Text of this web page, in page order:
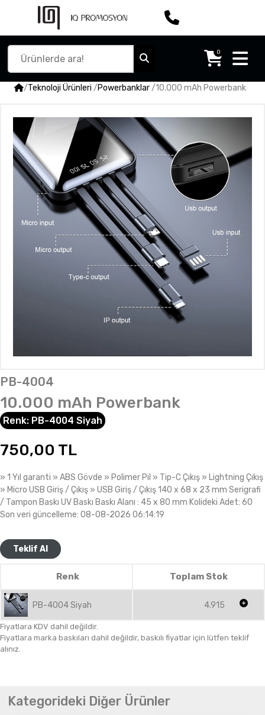
0
/Teknoloji Ürünleri /Powerbanklar/10.000 mAh Powerbank
PB-4004
10.000 mAh Powerbank
Renk: PB-4004 Siyah
750,00 TL
» 1 Yıl garanti » ABS Gövde » Polimer Pil » Tip-C Çıkış » Lightning Çıkış
» Micro USB Giriş / Çıkış » USB Giriş / Çıkış 140 x 68 x 23 mm Serigrafi
/ Tampon Baskı UV Baskı Baskı Alanı : 45 x 80 mm Kolideki Adet: 60
Son veri güncelleme: 08-08-2026 06:14:19
Teklif Al
Renk Toplam Stok
PB-4004 Siyah 4.915
Fiyatlara KDV dahil değildir.
Fiyatlara marka baskıları dahil değildir, baskılı fiyatlar için lütfen teklif
alınız.
Kategorideki Diğer Ürünler